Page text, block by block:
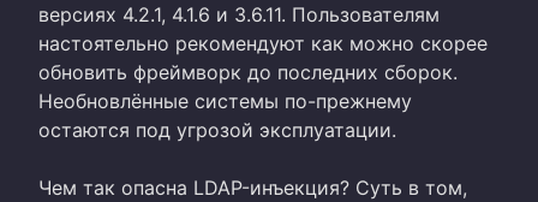
версиях 4.2.1, 4.1.6 и 3.6.11. Пользователям
настоятельно рекомендуют как можно скорее
обновить фреймворк до последних сборок.
Необновлённые системы по-прежнему
остаются под угрозой эксплуатации.
Чем так опасна LDAP-инъекция? Суть в том,